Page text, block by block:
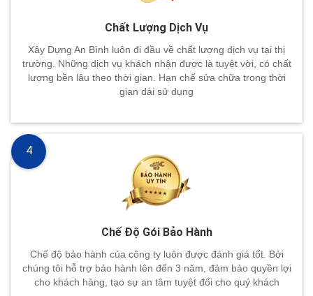
Chất Lượng Dịch Vụ
Xây Dựng An Bình luôn đi đầu về chất lượng dịch vụ tại thị
trường. Những dịch vụ khách nhận được là tuyệt vời, có chất
lượng bền lâu theo thời gian. Hạn chế sửa chữa trong thời
gian dài sử dụng
Chế Độ Gói Bảo Hành
Chế độ bảo hành của công ty luôn được đánh giá tốt. Bởi
chúng tôi hỗ trợ bảo hành lên đến 3 năm, đảm bảo quyền lợi
cho khách hàng, tạo sự an tâm tuyệt đối cho quý khách
4